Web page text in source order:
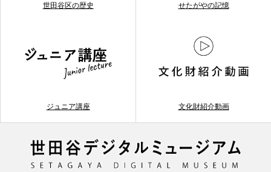
世田谷区の歴史 せたがやの記憶
ジュニア講座 文化財紹介動画